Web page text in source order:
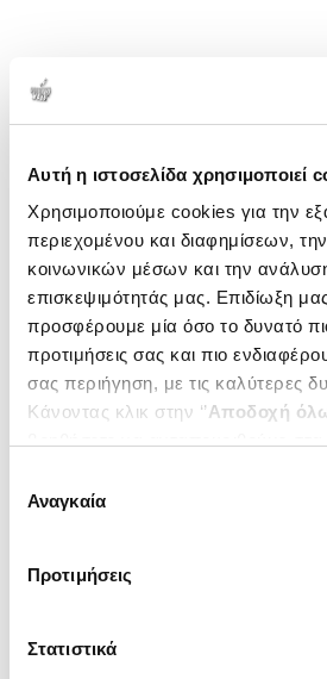
Αυτή η ιστοσελίδα χρησιμοποιεί
Χρησιμοποιούμε cookies για την
περιεχομένου και διαφημίσεων,
κοινωνικών μέσων και την
επισκεψιμότητάς μας. Επιδίωξη
προσφέρουμε μία όσο το δυνατό
προτιμήσεις σας και πιο
σας περιήγηση, με τις καλύτερες
Κάνοντας κλικ στην ‘’Αποδοχή
ενδιαφέρουν και να επιλέξετε
΄΄και να
συγκατάθεσης
Αναγκαία
Προτιμήσεις
Στατιστικά